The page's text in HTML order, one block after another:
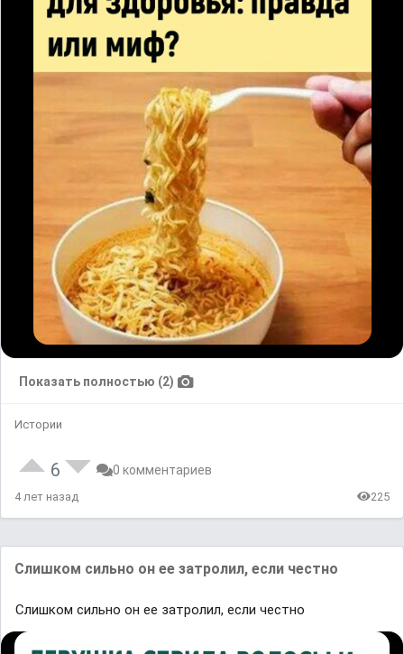
Показать полностью (2)
Истории
6 0 комментариев
4 лет назад 225
Слишком сильно он ее затролил, если честно
Слишком сильно он ее затролил, если честно